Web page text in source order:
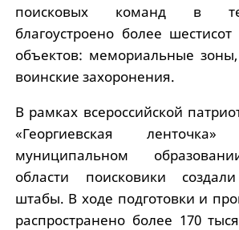
поисковых команд в
благоустроено более
объектов: мемориальные
воинские захоронения.
В рамках всероссийской
«Георгиевская
муниципальном
области поисковики
штабы. В ходе подготовки и
распространено более 170